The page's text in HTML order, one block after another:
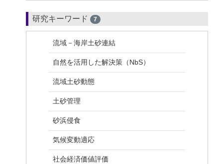
研究キーワード 7
流域－海岸土砂連結
自然を活用した解決策（NbS）
流域土砂動態
土砂管理
砂浜侵食
気候変動適応
社会経済価値評価